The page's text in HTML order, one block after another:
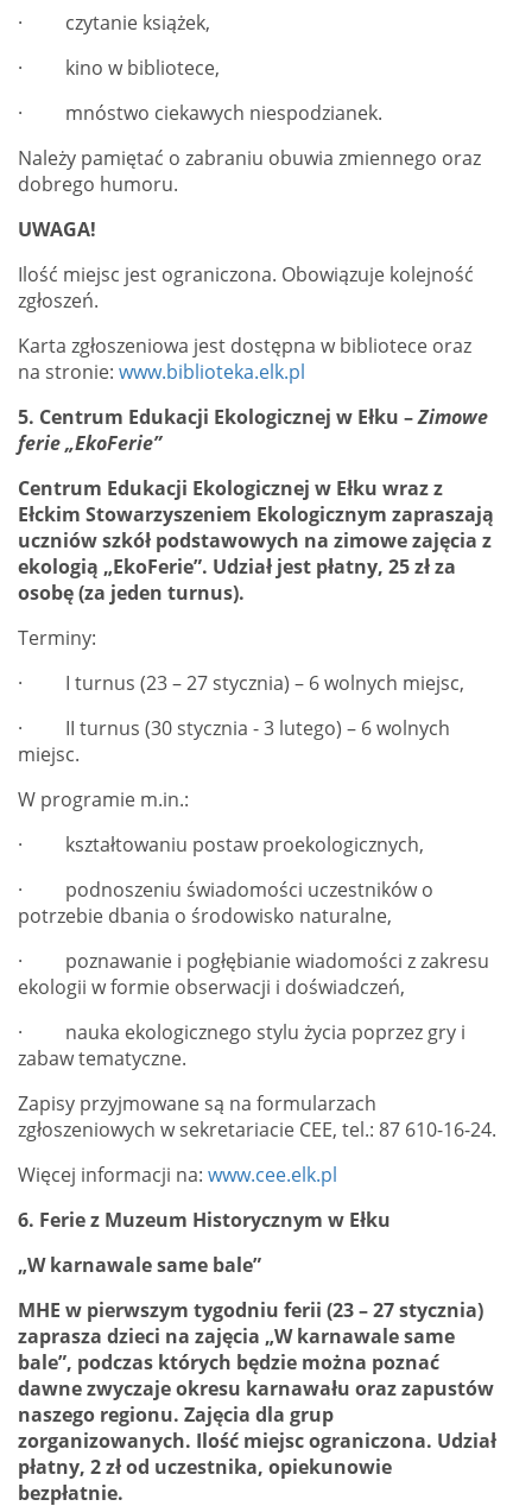
· czytanie książek,
· kino w bibliotece,
· mnóstwo ciekawych niespodzianek.
Należy pamiętać o zabraniu obuwia zmiennego oraz
dobrego humoru.
UWAGA!
Ilość miejsc jest ograniczona. Obowiązuje kolejność
zgłoszeń.
Karta zgłoszeniowa jest dostępna w bibliotece oraz
na stronie: www.biblioteka.elk.pl
5. Centrum Edukacji Ekologicznej w Ełku –Zimowe
ferie „EkoFerie”
Centrum Edukacji Ekologicznej w Ełku wraz z
Ełckim Stowarzyszeniem Ekologicznym zapraszają
uczniów szkół podstawowych na zimowe zajęcia z
ekologią „EkoFerie”. Udział jest płatny, 25 zł za
osobę (za jeden turnus).
Terminy:
· I turnus (23 – 27 stycznia) – 6 wolnych miejsc,
· II turnus (30 stycznia - 3 lutego) – 6 wolnych
miejsc.
W programie m.in.:
· kształtowaniu postaw proekologicznych,
· podnoszeniu świadomości uczestników o
potrzebie dbania o środowisko naturalne,
· poznawanie i pogłębianie wiadomości z zakresu
ekologii w formie obserwacji i doświadczeń,
· nauka ekologicznego stylu życia poprzez gry i
zabaw tematyczne.
Zapisy przyjmowane są na formularzach
zgłoszeniowych w sekretariacie CEE, tel.: 87 610-16-24.
Więcej informacji na: www.cee.elk.pl
6. Ferie z Muzeum Historycznym w Ełku
„W karnawale same bale”
MHE w pierwszym tygodniu ferii (23 – 27 stycznia)
zaprasza dzieci na zajęcia „W karnawale same
bale”, podczas których będzie można poznać
dawne zwyczaje okresu karnawału oraz zapustów
naszego regionu. Zajęcia dla grup
zorganizowanych. Ilość miejsc ograniczona. Udział
płatny, 2 zł od uczestnika, opiekunowie
bezpłatnie.